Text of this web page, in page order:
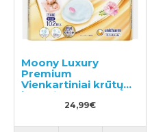
Moony Luxury
Premium
Vienkartiniai krūtų
įklotai 102vnt
24,99€